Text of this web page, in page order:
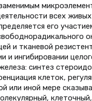
всех
его
и тканевой
и ингибировании
синтез
клеток,
или иной мере